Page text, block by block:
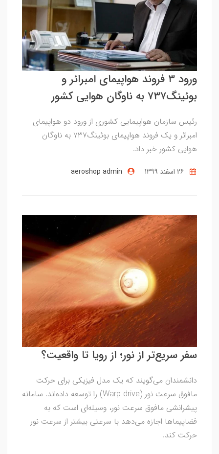
ورود ۳ فروند هواپیمای امبرائر و
بوئینگ۷۳۷ به ناوگان هوایی کشور
رئیس سازمان هواپیمایی کشوری از ورود دو هواپیمای
امبرائر و یک فروند هواپیمای بوئینگ۷۳۷ به ناوگان
هوایی کشور خبر داد.
aeroshop admin
سفر سریع‌تر از نور؛ از رویا تا واقعیت؟
دانشمندان می‌گویند که یک مدل فیزیکی برای حرکت
مافوق سرعت نور (Warp drive) را توسعه داده‌اند. سامانه
پیشرانشی مافوق سرعت نور، وسیله‌ای است که به
فضاپیماها اجازه می‌دهد با سرعتی بیشتر از سرعت نور
حرکت کند.